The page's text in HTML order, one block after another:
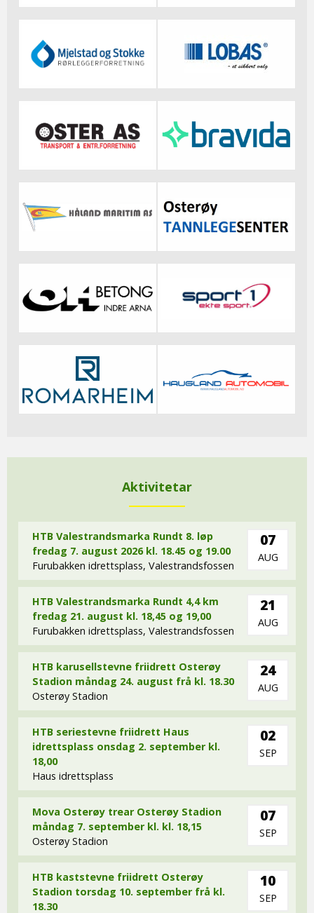
Aktivitetar
HTB Valestrandsmarka Rundt 8. løp
fredag 7. august 2026 kl. 18.45 og 19.00
Furubakken idrettsplass, Valestrandsfossen
07
AUG
HTB Valestrandsmarka Rundt 4,4 km
fredag 21. august kl. 18,45 og 19,00
Furubakken idrettsplass, Valestrandsfossen
21
AUG
HTB karusellstevne friidrett Osterøy
Stadion måndag 24. august frå kl. 18.30
Osterøy Stadion
24
AUG
HTB seriestevne friidrett Haus
idrettsplass onsdag 2. september kl.
18,00
Haus idrettsplass
02
SEP
Mova Osterøy trear Osterøy Stadion
måndag 7. september kl. kl. 18,15
Osterøy Stadion
07
SEP
HTB kaststevne friidrett Osterøy
Stadion torsdag 10. september frå kl.
18.30
10
SEP